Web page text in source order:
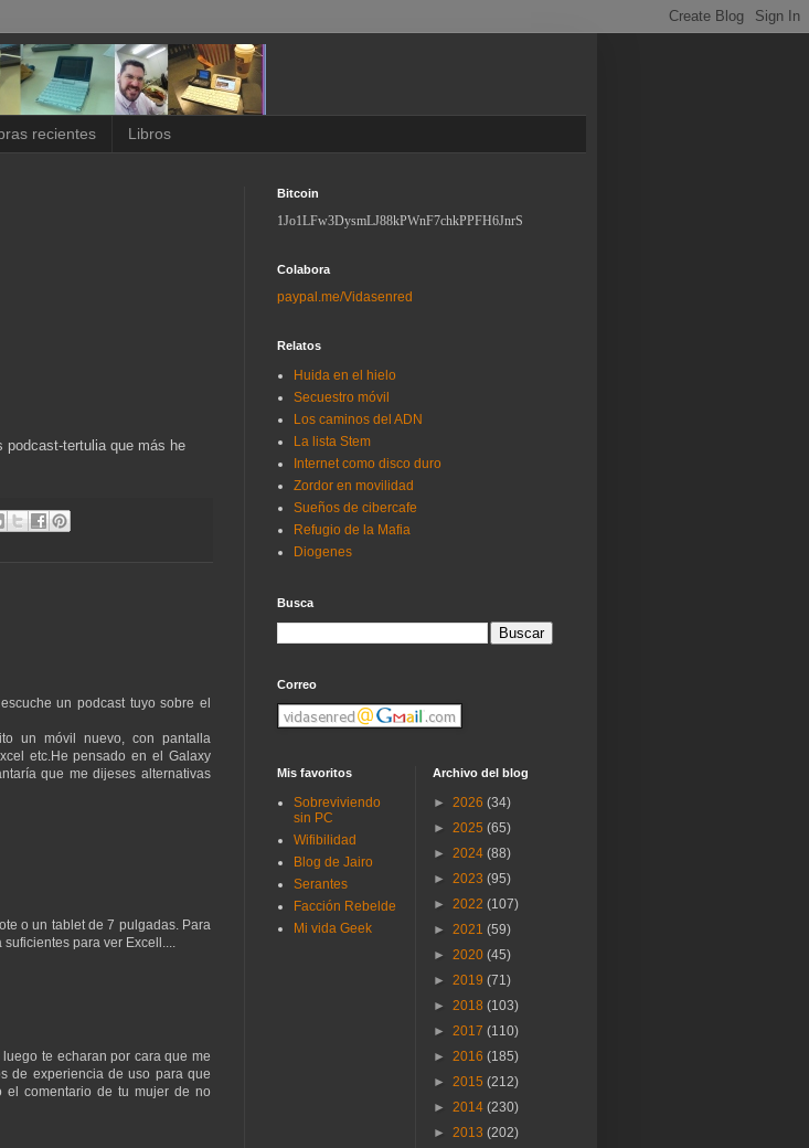
recientes Libros
podcast-tertulia que más he
un podcast tuyo sobre el
un móvil nuevo, con pantalla
etc.He pensado en el Galaxy
que me dijeses alternativas
o un tablet de 7 pulgadas. Para
para ver Excell....
te echaran por cara que me
de experiencia de uso para que
comentario de tu mujer de no
Bitcoin
1Jo1LFw3DysmLJ88kPWnF7chkPPFH6JnrS
Colabora
paypal.me/Vidasenred
Relatos
Huida en el hielo
Secuestro móvil
Los caminos del ADN
La lista Stem
Internet como disco duro
Zordor en movilidad
Sueños de cibercafe
Refugio de la Mafia
Diogenes
Busca
Correo
Mis favoritos
Sobreviviendo
sin PC
Wifibilidad
Blog de Jairo
Serantes
Facción Rebelde
Mi vida Geek
Archivo del blog
► 2026 (34)
► 2025 (65)
► 2024 (88)
► 2023 (95)
► 2022 (107)
► 2021 (59)
► 2020 (45)
► 2019 (71)
► 2018 (103)
► 2017 (110)
► 2016 (185)
► 2015 (212)
► 2014 (230)
► 2013 (202)